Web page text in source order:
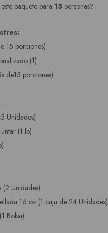
paquete para 15 personas?
15 porciones)
(1)
de15 porciones)
Unidades)
(1 lb)
Unidades)
16 oz (1 caja de 24 Unidades)
Bolsa)